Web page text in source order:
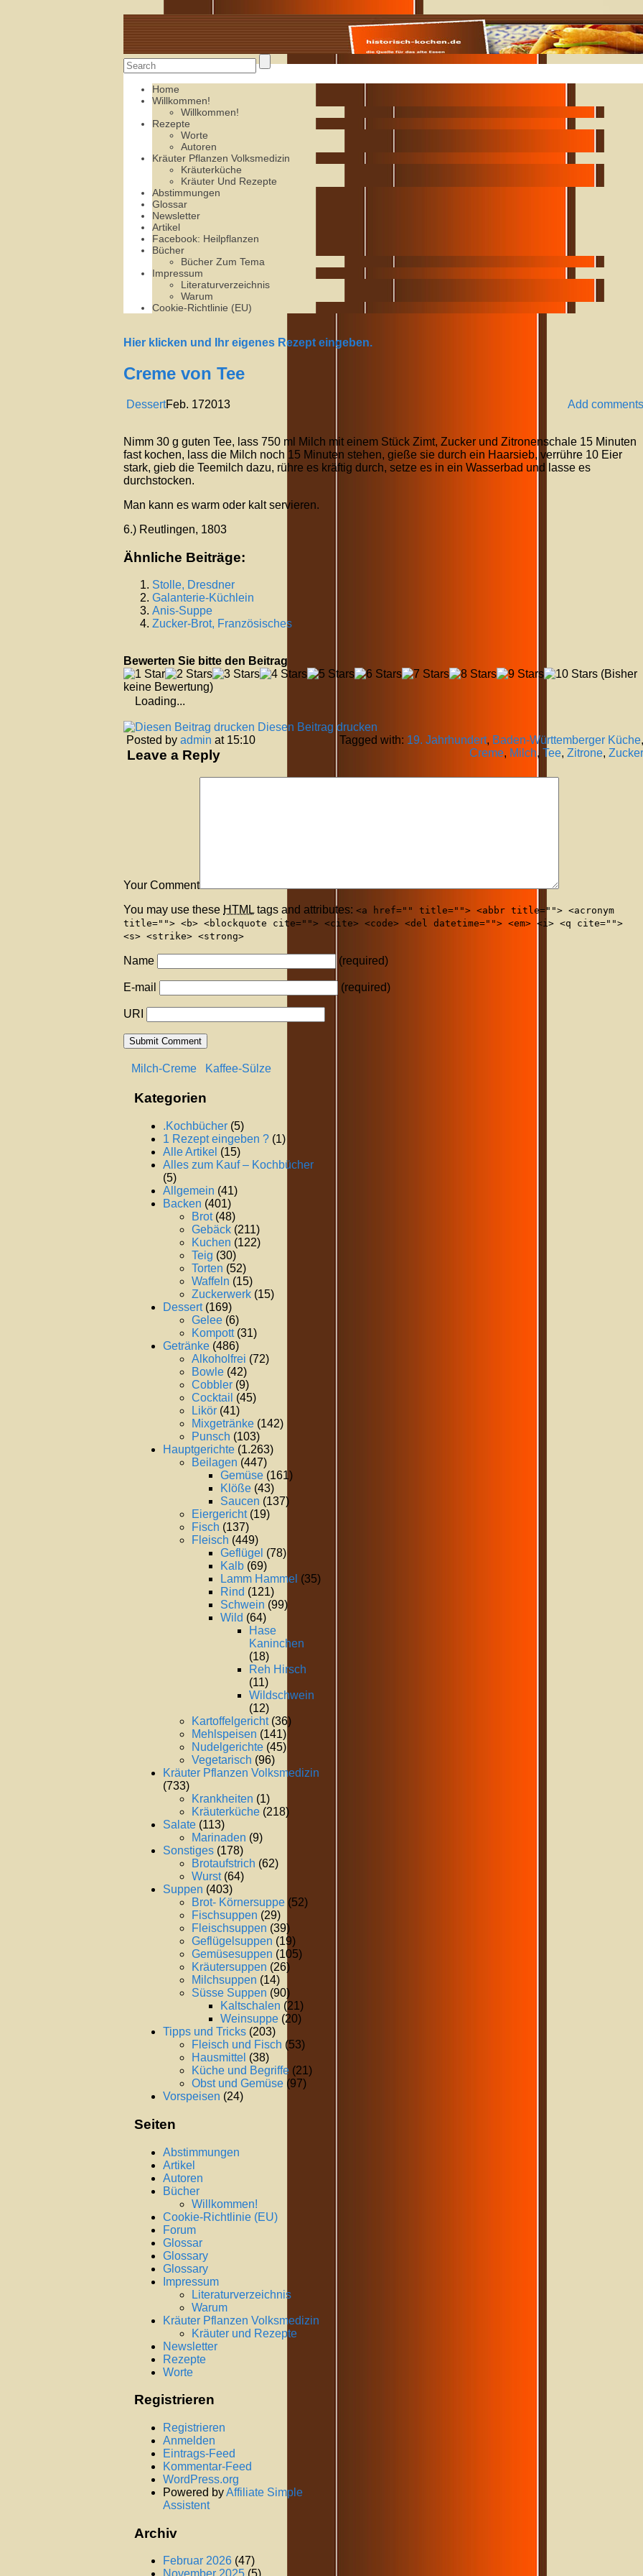
Alte Rezepte online
Home
Willkommen!
Willkommen!
Rezepte
Worte
Autoren
Kräuter Pflanzen Volksmedizin
Kräuterküche
Kräuter Und Rezepte
Abstimmungen
Glossar
Newsletter
Artikel
Facebook: Heilpflanzen
Bücher
Bücher Zum Tema
Impressum
Literaturverzeichnis
Warum
Cookie-Richtlinie (EU)
Hier klicken und Ihr eigenes Rezept eingeben.
Creme von Tee
Dessert Add comments
Feb. 172013
Nimm 30 g guten Tee, lass 750 ml Milch mit einem Stück Zimt, Zucker und Zitronenschale 15 Minuten
fast kochen, lass die Milch noch 15 Minuten stehen, gieße sie durch ein Haarsieb, verrühre 10 Eier
stark, gieb die Teemilch dazu, rühre es kräftig durch, setze es in ein Wasserbad und lasse es
durchstocken.
Man kann es warm oder kalt servieren.
6.) Reutlingen, 1803
Ähnliche Beiträge:
Stolle, Dresdner
Galanterie-Küchlein
Anis-Suppe
Zucker-Brot, Französisches
Bewerten Sie bitte den Beitrag
(Bisher
keine Bewertung)
Loading...
Diesen Beitrag drucken
Posted by admin at 15:10 Tagged with: 19. Jahrhundert, Baden-Württemberger Küche,
Creme, Milch, Tee, Zitrone, Zucker
Leave a Reply
Your Comment
You may use these HTML tags and attributes: <a href="" title=""> <abbr title=""> <acronym
title=""> <b> <blockquote cite=""> <cite> <code> <del datetime=""> <em> <i> <q cite="">
<s> <strike> <strong>
Name (required)
E-mail (required)
URI
Milch-Creme Kaffee-Sülze
Kategorien
.Kochbücher (5)
1 Rezept eingeben ? (1)
Alle Artikel (15)
Alles zum Kauf – Kochbücher
(5)
Allgemein (41)
Backen (401)
Brot(48)
Gebäck (211)
Kuchen (122)
Teig (30)
Torten (52)
Waffeln (15)
Zuckerwerk (15)
Dessert(169)
Gelee (6)
Kompott(31)
Getränke (486)
Alkoholfrei (72)
Bowle (42)
Cobbler (9)
Cocktail (45)
Likör (41)
Mixgetränke (142)
Punsch (103)
Hauptgerichte (1.263)
Beilagen (447)
Gemüse (161)
Klöße (43)
Saucen (137)
Eiergericht(19)
Fisch (137)
Fleisch (449)
Geflügel (78)
Kalb (69)
Lamm Hammel (35)
Rind (121)
Schwein (99)
Wild (64)
Hase
Kaninchen
(18)
Reh Hirsch
(11)
Wildschwein
(12)
Kartoffelgericht(36)
Mehlspeisen (141)
Nudelgerichte (45)
Vegetarisch (96)
Kräuter Pflanzen Volksmedizin
(733)
Krankheiten (1)
Kräuterküche (218)
Salate (113)
Marinaden (9)
Sonstiges (178)
Brotaufstrich (62)
Wurst(64)
Suppen (403)
Brot- Körnersuppe (52)
Fischsuppen (29)
Fleischsuppen (39)
Geflügelsuppen (19)
Gemüsesuppen (105)
Kräutersuppen (26)
Milchsuppen (14)
Süsse Suppen (90)
Kaltschalen (21)
Weinsuppe (20)
Tipps und Tricks (203)
Fleisch und Fisch (53)
Hausmittel (38)
Küche und Begriffe (21)
Obst und Gemüse (97)
Vorspeisen (24)
Seiten
Abstimmungen
Artikel
Autoren
Bücher
Willkommen!
Cookie-Richtlinie (EU)
Forum
Glossar
Glossary
Glossary
Impressum
Literaturverzeichnis
Warum
Kräuter Pflanzen Volksmedizin
Kräuter und Rezepte
Newsletter
Rezepte
Worte
Registrieren
Registrieren
Anmelden
Eintrags-Feed
Kommentar-Feed
WordPress.org
Powered byAffiliate Simple
Assistent
Archiv
Februar 2026 (47)